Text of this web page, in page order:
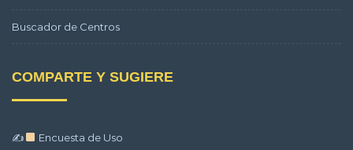
Buscador de Centros
COMPARTE Y SUGIERE
✍ Encuesta de Uso